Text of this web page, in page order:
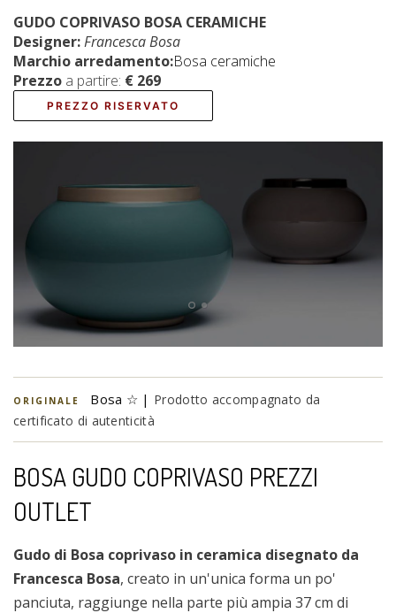
GUDO COPRIVASO BOSA CERAMICHE
Designer:Francesca Bosa
Marchio arredamento:Bosa ceramiche
Prezzo a partire: € 269
PREZZO RISERVATO
ORIGINALE Bosa ☆ | Prodotto accompagnato da
certificato di autenticità
BOSA GUDO COPRIVASO PREZZI
OUTLET
Gudo di Bosa coprivaso in ceramica disegnato da
Francesca Bosa, creato in un'unica forma un po'
panciuta, raggiunge nella parte più ampia 37 cm di